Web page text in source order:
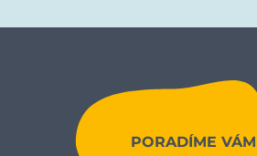
PORADÍME VÁM